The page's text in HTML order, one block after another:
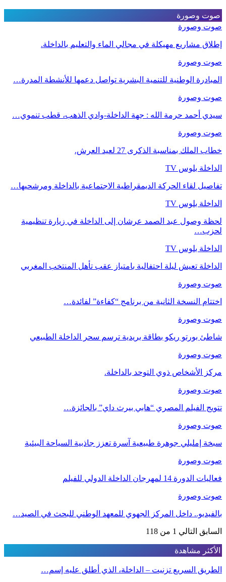
صوت وصورة
صوت وصورة
إطلاق مشاريع مهيكلة في مجالي الماء والتعليم بالداخلة.
صوت وصورة
المبادرة الوطنية للتنمية البشرية تواصل دعمها للأنشطة المدرة…
صوت وصورة
سيدي أحمد حرمة الله : جهة الداخلة-وادي الذهب، قطب تنموي…
صوت وصورة
خطاب الملك بمناسبة الذكرى 27 لعيد العرش.
الداخلة بلوس TV
تفاصيل لقاء الحركة الديمقراطية الاجتماعية بالداخلة ومرشحيها…
الداخلة بلوس TV
لحظة وصول عبد الصمد عرشان إلى الداخلة في زيارة تنظيمية
لحزب…
الداخلة بلوس TV
الداخلة تعيش ليلة احتفالية بامتياز عقب تأهل المنتخب المغربي
صوت وصورة
اختتام النسخة الثانية من برنامج “كفاءة” لفائدة…
صوت وصورة
شاطئ بورتو ريكو بطاقة بريدية ترسم سحر الداخلة الطبيعي
صوت وصورة
مركز الأشخاص ذوي التوحد بالداخلة.
صوت وصورة
تتويج الفيلم المصري “هابي بيرث داي” بالجائزة…
صوت وصورة
سبخة إمليلي جوهرة طبيعية آسرة تعزز جاذبية السياحة البيئية
صوت وصورة
فعاليات الدورة 14 لمهرجان الداخلة الدولي للفيلم
صوت وصورة
بالفيديو.. داخل المركز الجهوي للمعهد الوطني للبحث في الصيد…
السابق التالي 1 من 118
الأكثر مشاهدة
الطريق السريع تزنيت – الداخلة، الذي أطلق عليه إسم…